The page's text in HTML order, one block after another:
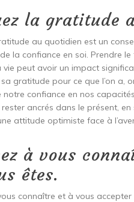
la gratitude
au quotidien est un
la confiance en soi. Prendre
vie peut avoir un impact
gratitude pour ce que l’on a,
notre confiance en nos
ancrés dans le présent,
attitude optimiste face à
à vous
êtes.
connaître et à vous